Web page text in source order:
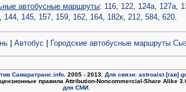
автобусные маршруты: 116, 122, 124а, 127а,
, 144, 145, 157, 159, 162, 164, 182к,212,584,620.
Автобус Городские автобусные маршруты
Самаратранс.info. 2005 - 2013. Для связи: astroaist [гав]
правила Attribution-Noncommercial-Share Alike
для СМИ.